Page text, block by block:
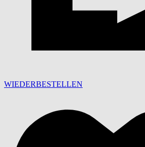
WIEDERBESTELLEN